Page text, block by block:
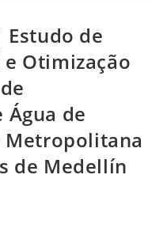
de
Otimização
de
Metropolitana
de Medellín